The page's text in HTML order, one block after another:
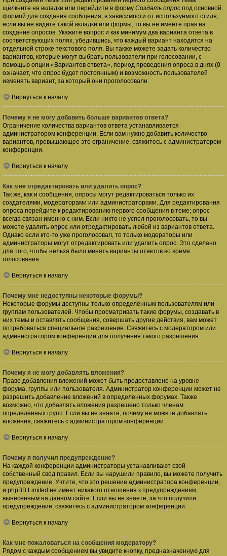
щёлкните на вкладке или перейдите в форму Создать опрос под основной
формой для создания сообщения, в зависимости от используемого стиля;
если вы не видите такой вкладки или формы, то вы не имеете прав на
создание опросов. Укажите вопрос и как минимум два варианта ответа в
соответствующих полях, убедившись, что каждый вариант находится на
отдельной строке текстового поля. Вы также можете задать количество
вариантов, которые могут выбрать пользователи при голосовании, с
помощью опции «Вариантов ответа», период проведения опроса в днях (0
означает, что опрос будет постоянным) и возможность пользователей
изменять вариант, за который они проголосовали.
Вернуться к началу
Почему я не могу добавить больше вариантов ответа?
Ограничение количества вариантов ответа устанавливается
администратором конференции. Если вам нужно добавить количество
вариантов, превышающее это ограничение, свяжитесь с администратором
конференции.
Вернуться к началу
Как мне отредактировать или удалить опрос?
Так же, как и сообщения, опросы могут редактироваться только их
создателями, модераторами или администраторами. Для редактирования
опроса перейдите к редактированию первого сообщения в теме; опрос
всегда связан именно с ним. Если никто не успел проголосовать, то вы
можете удалить опрос или отредактировать любой из вариантов ответа.
Однако если кто-то уже проголосовал, то только модераторы или
администраторы могут отредактировать или удалить опрос. Это сделано
для того, чтобы нельзя было менять варианты ответов во время
голосования.
Вернуться к началу
Почему мне недоступны некоторые форумы?
Некоторые форумы доступны только определённым пользователям или
группам пользователей. Чтобы просматривать такие форумы, создавать в
них темы и оставлять сообщения, совершать другие действия, вам может
потребоваться специальное разрешение. Свяжитесь с модератором или
администратором конференции для получения такого разрешения.
Вернуться к началу
Почему я не могу добавлять вложения?
Право добавления вложений может быть предоставлено на уровне
форума, группы или пользователя. Администратор конференции может не
разрешить добавление вложений в определённых форумах. Также
возможно, что добавлять вложения разрешено только членам
определённых групп. Если вы не знаете, почему не можете добавлять
вложения, свяжитесь с администратором конференции.
Вернуться к началу
Почему я получил предупреждение?
На каждой конференции администраторы устанавливают свой
собственный свод правил. Если вы нарушили правило, вы можете получить
предупреждение. Учтите, что это решение администратора конференции,
и phpBB Limited не имеет никакого отношения к предупреждениям,
вынесенным на данном сайте. Если вы не знаете, за что получили
предупреждение, свяжитесь с администратором конференции.
Вернуться к началу
Как мне пожаловаться на сообщения модератору?
Рядом с каждым сообщением вы увидите кнопку, предназначенную для